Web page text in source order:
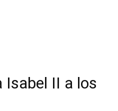
Isabel II a los